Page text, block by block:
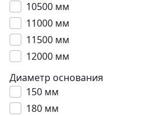
10500 мм
11000 мм
11500 мм
12000 мм
Диаметр основания
150 мм
180 мм